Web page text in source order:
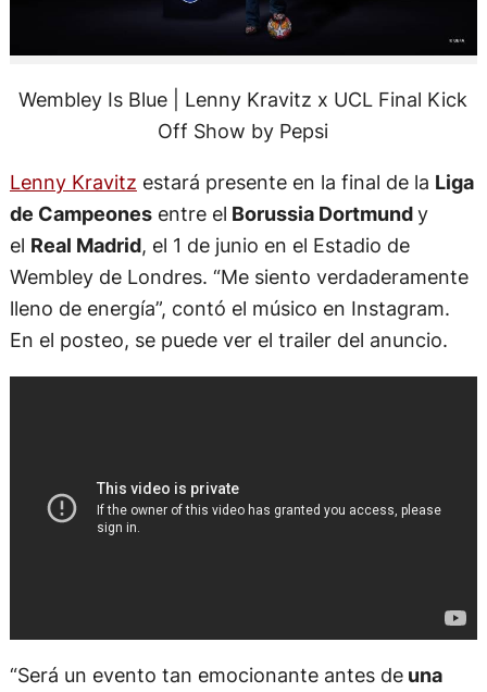
Wembley Is Blue | Lenny Kravitz x UCL Final Kick
Off Show by Pepsi
Lenny Kravitz estará presente en la final de la Liga
de Campeonesentre el Borussia Dortmundy
el Real Madrid, el 1 de junio en el Estadio de
Wembley de Londres. “Me siento verdaderamente
lleno de energía”, contó el músico en Instagram.
En el posteo, se puede ver el trailer del anuncio.
“Será un evento tan emocionante antes deuna